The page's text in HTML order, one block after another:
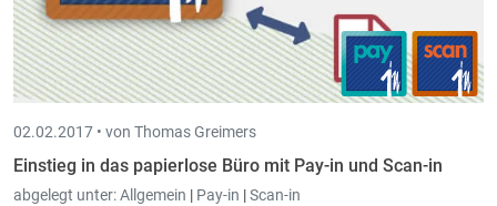
02.02.2017 • von Thomas Greimers
Einstieg in das papierlose Büro mit Pay-in und Scan-in
abgelegt unter:Allgemein | Pay-in |Scan-in